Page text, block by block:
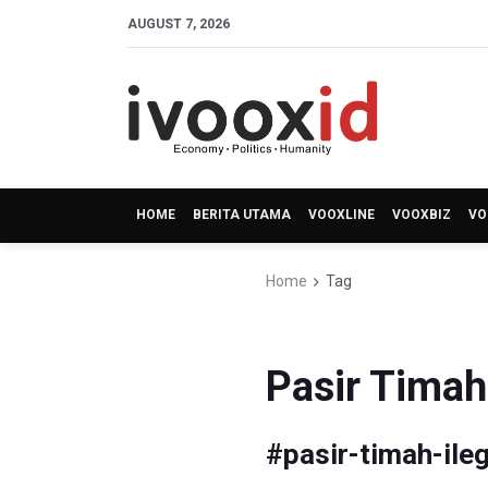
AUGUST 7, 2026
HOME BERITA UTAMA VOOXLINE VOOXBIZ
Home Tag
Pasir
#pasir-timah-